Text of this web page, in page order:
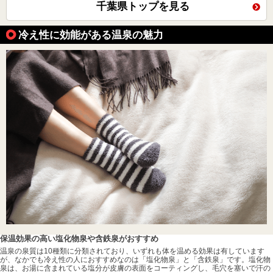
千葉県トップを見る
冷え性に効能がある温泉の魅力
保温効果の高い塩化物泉や含鉄泉がおすすめ
温泉の泉質は10種類に分類されており、いずれも体を温める効果は有しています
が、なかでも冷え性の人におすすめなのは「塩化物泉」と「含鉄泉」です。塩化物
泉は、お湯に含まれている塩分が皮膚の表面をコーティングし、毛穴を塞いで汗の